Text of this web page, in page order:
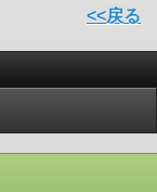
<<戻る